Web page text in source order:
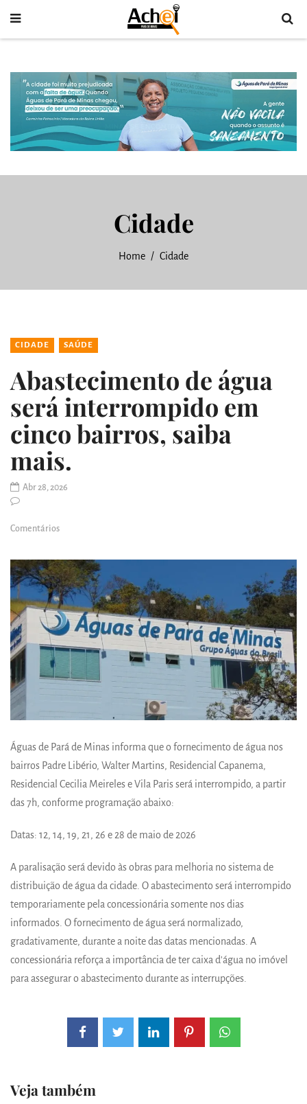
Cidade
Home Cidade
CIDADE SAÚDE
Abastecimento de água
será interrompido em
cinco bairros, saiba
mais.
Abr 28, 2026
Comentários
Águas de Pará de Minas informa que o fornecimento de água nos
bairros Padre Libério, Walter Martins, Residencial Capanema,
Residencial Cecilia Meireles e Vila Paris será interrompido, a partir
das 7h, conforme programação abaixo:
Datas: 12, 14, 19, 21, 26 e 28 de maio de 2026
A paralisação será devido às obras para melhoria no sistema de
distribuição de água da cidade. O abastecimento será interrompido
temporariamente pela concessionária somente nos dias
informados. O fornecimento de água será normalizado,
gradativamente, durante a noite das datas mencionadas. A
concessionária reforça a importância de ter caixa d'água no imóvel
para assegurar o abastecimento durante as interrupções.
Veja também